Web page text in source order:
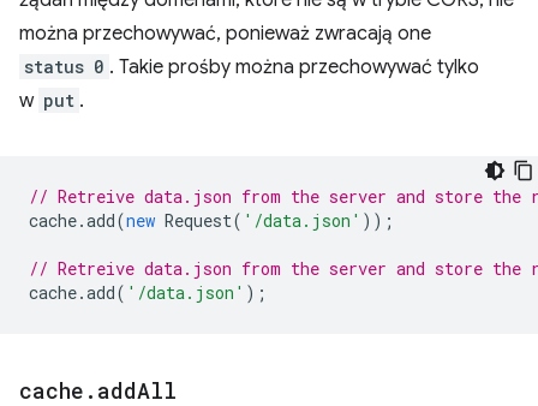
można przechowywać, ponieważ zwracają one
status 0 . Takie prośby można przechowywać tylko
w put .
// Retreive data.json from the server and store the
cache.add(new Request( '/data.json' ));
// Retreive data.json from the server and store the
cache.add( '/data.json' );
cache . addAll